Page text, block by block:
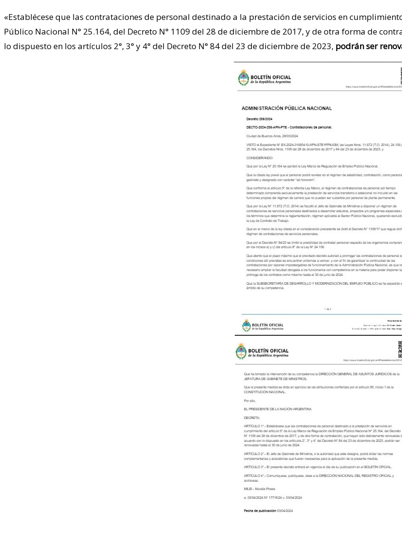
«Establécese que las contrataciones de personal destinado a la prestación de servicios en
Público Nacional N° 25.164, del Decreto N° 1109 del 28 de diciembre de 2017, y de otra forma de
lo dispuesto en los artículos 2°, 3° y 4° del Decreto N° 84 del 23 de diciembre de 2023, podrán ser